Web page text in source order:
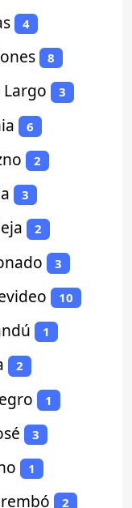
4
8
3
6
2
3
2
3
10
1
2
1
3
1
2